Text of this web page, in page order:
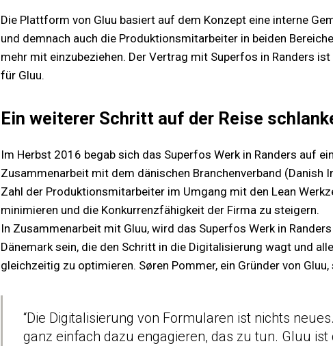
Die Plattform von Gluu basiert auf dem Konzept eine interne
und demnach auch die Produktionsmitarbeiter in beiden
mehr mit einzubeziehen. Der Vertrag mit Superfos in Randers
für Gluu.
Ein weiterer Schritt auf der Reise
Im Herbst 2016 begab sich das Superfos Werk in Randers auf
Zusammenarbeit mit dem dänischen Branchenverband
Zahl der Produktionsmitarbeiter im Umgang mit den Lean
minimieren und die Konkurrenzfähigkeit der Firma zu steigern.
In Zusammenarbeit mit Gluu, wird das Superfos Werk in
Dänemark sein, die den Schritt in die Digitalisierung wagt und
gleichzeitig zu optimieren. Søren Pommer, ein Gründer von
“Die Digitalisierung von Formularen ist nichts
ganz einfach dazu engagieren, das zu tun. Gluu